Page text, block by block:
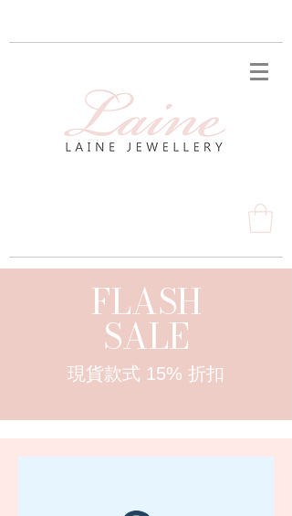
FLASH
SALE
現貨款式 15% 折扣